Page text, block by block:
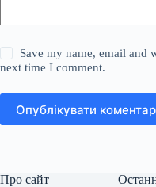
Save my name, email and
next time I comment.
Опублікувати коментар
Про сайт